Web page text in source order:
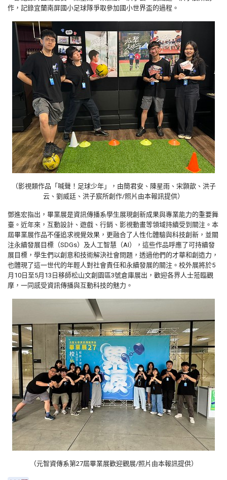
作，記錄宜蘭南屏國小足球隊爭取參加國小世界盃的過程。
（影視類作品「喊聲！足球少年」，由簡君安、陳星雨、宋顥歆、洪子
云、劉威廷、洪子宸所創作/照片由本報訊提供）
鄧進宏指出，畢業展是資訊傳播系學生展現創新成果與專業能力的重要舞
臺。近年來，互動設計、遊戲、行銷、影視動畫等領域持續受到關注。本
屆畢業展作品不僅追求視覺效果，更融合了人性化體驗與科技創新，並關
注永續發展目標（SDGs）及人工智慧（AI），這些作品呼應了可持續發
展目標，學生們以創意和技術解決社會問題，透過他們的才華和創造力，
也體現了這一世代的年輕人對社會責任和永續發展的關注。校外展將於5
月10日至5月13日移師松山文創園區3號倉庫展出，歡迎各界人士蒞臨觀
摩，一同感受資訊傳播與互動科技的魅力。
（元智資傳系第27屆畢業展歡迎觀展/照片由本報訊提供）